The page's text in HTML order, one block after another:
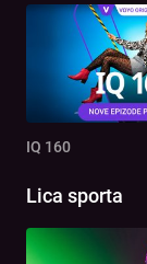
IQ 160
Lica sporta